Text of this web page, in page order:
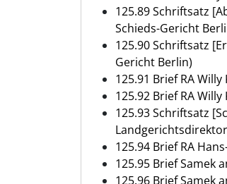
125.89 Schriftsatz
Schieds-Gericht
125.90 Schriftsatz
Gericht Berlin)
125.91 Brief RA
125.92 Brief RA
125.93 Schriftsatz
125.94 Brief RA
125.95 Brief Samek
125.96 Brief Samek